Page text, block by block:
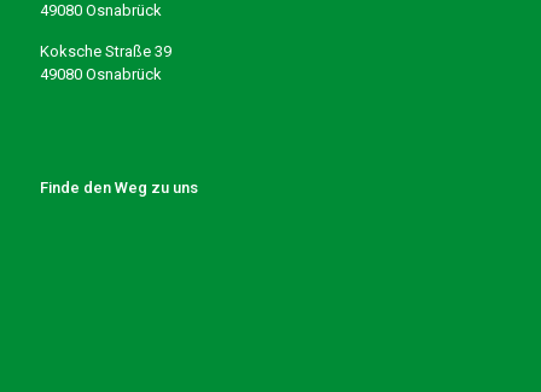
49080 Osnabrück
Koksche Straße 39
49080 Osnabrück
Finde den Weg zu uns